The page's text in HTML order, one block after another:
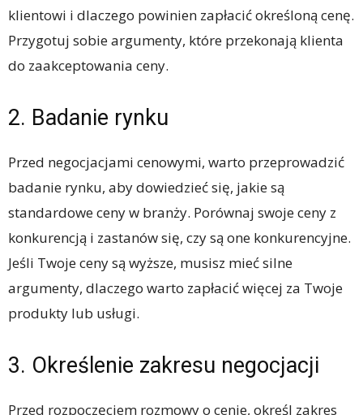
klientowi i dlaczego powinien zapłacić określoną cenę.
Przygotuj sobie argumenty, które przekonają klienta
do zaakceptowania ceny.
2. Badanie rynku
Przed negocjacjami cenowymi, warto przeprowadzić
badanie rynku, aby dowiedzieć się, jakie są
standardowe ceny w branży. Porównaj swoje ceny z
konkurencją i zastanów się, czy są one konkurencyjne.
Jeśli Twoje ceny są wyższe, musisz mieć silne
argumenty, dlaczego warto zapłacić więcej za Twoje
produkty lub usługi.
3. Określenie zakresu negocjacji
Przed rozpoczęciem rozmowy o cenie, określ zakres